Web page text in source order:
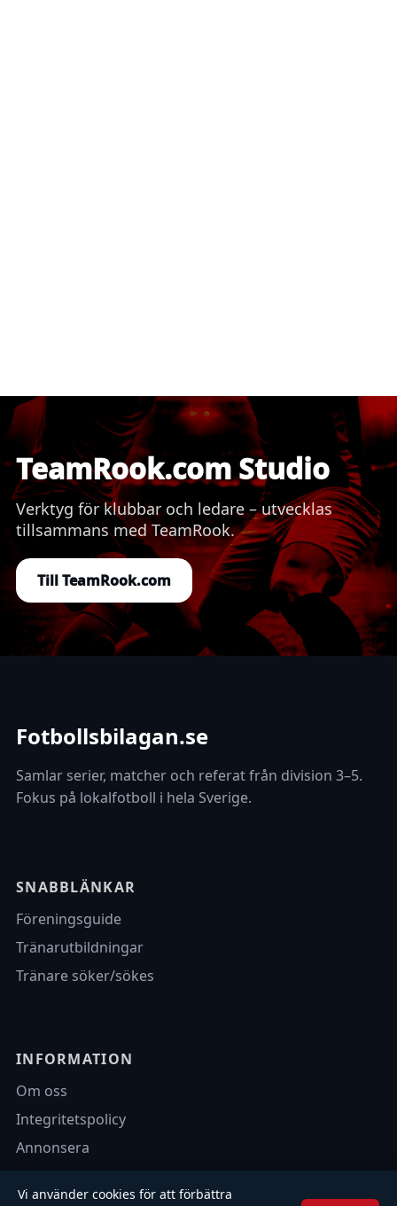
TeamRook.com Studio
Verktyg för klubbar och ledare – utvecklas
tillsammans med TeamRook.
Till TeamRook.com
Fotbollsbilagan.se
Samlar serier, matcher och referat från division 3–5.
Fokus på lokalfotboll i hela Sverige.
SNABBLÄNKAR
Föreningsguide
Tränarutbildningar
Tränare söker/sökes
INFORMATION
Om oss
Integritetspolicy
Annonsera
Vi använder cookies för att förbättra